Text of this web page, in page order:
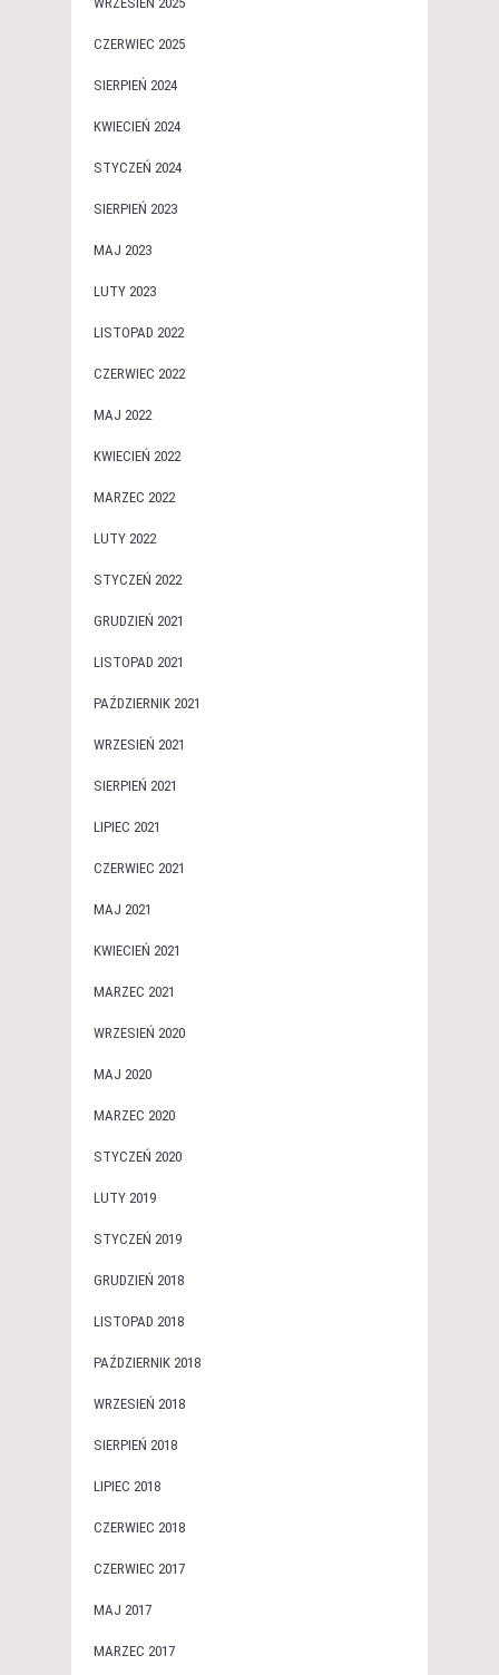
CZERWIEC 2025
SIERPIEŃ 2024
KWIECIEŃ 2024
STYCZEŃ 2024
SIERPIEŃ 2023
MAJ 2023
LUTY 2023
LISTOPAD 2022
CZERWIEC 2022
MAJ 2022
KWIECIEŃ 2022
MARZEC 2022
LUTY 2022
STYCZEŃ 2022
GRUDZIEŃ 2021
LISTOPAD 2021
PAŹDZIERNIK 2021
WRZESIEŃ 2021
SIERPIEŃ 2021
LIPIEC 2021
CZERWIEC 2021
MAJ 2021
KWIECIEŃ 2021
MARZEC 2021
WRZESIEŃ 2020
MAJ 2020
MARZEC 2020
STYCZEŃ 2020
LUTY 2019
STYCZEŃ 2019
GRUDZIEŃ 2018
LISTOPAD 2018
PAŹDZIERNIK 2018
WRZESIEŃ 2018
SIERPIEŃ 2018
LIPIEC 2018
CZERWIEC 2018
CZERWIEC 2017
MAJ 2017
MARZEC 2017